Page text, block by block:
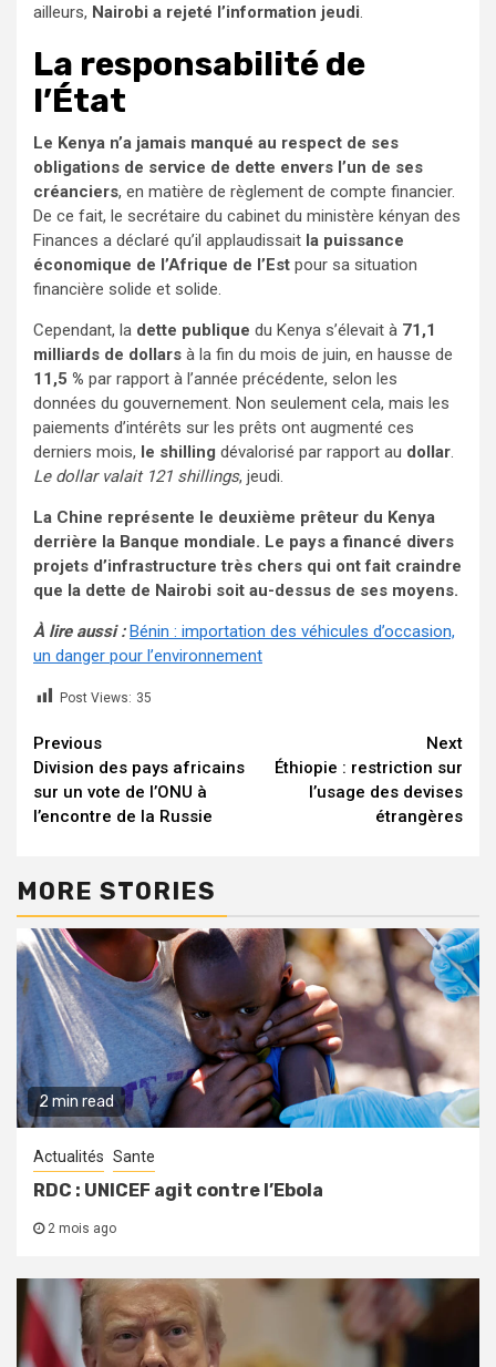
ailleurs, Nairobi a rejeté l’information jeudi.
La responsabilité de
l’État
Le Kenya n’a jamais manqué au respect de ses
obligations de service de dette envers l’un de ses
créanciers, en matière de règlement de compte financier.
De ce fait, le secrétaire du cabinet du ministère kényan des
Finances a déclaré qu’il applaudissait la puissance
économique de l’Afrique de l’Est pour sa situation
financière solide et solide.
Cependant, la dette publique du Kenya s’élevait à 71,1
milliards de dollars à la fin du mois de juin, en hausse de
11,5 % par rapport à l’année précédente, selon les
données du gouvernement. Non seulement cela, mais les
paiements d’intérêts sur les prêts ont augmenté ces
derniers mois, le shilling dévalorisé par rapport au dollar.
Le dollar valait 121 shillings, jeudi.
La Chine représente le deuxième prêteur du Kenya
derrière la Banque mondiale. Le pays a financé divers
projets d’infrastructure très chers qui ont fait craindre
que la dette de Nairobi soit au-dessus de ses moyens.
À lire aussi :Bénin : importation des véhicules d’occasion,
un danger pour l’environnement
Post Views: 35
Continue
Reading
Previous
Division des pays africains
sur un vote de l’ONU à
l’encontre de la Russie
Next
Éthiopie : restriction sur
l’usage des devises
étrangères
MORE STORIES
2 min read
Actualités Sante
RDC : UNICEF agit contre l’Ebola
2 mois ago